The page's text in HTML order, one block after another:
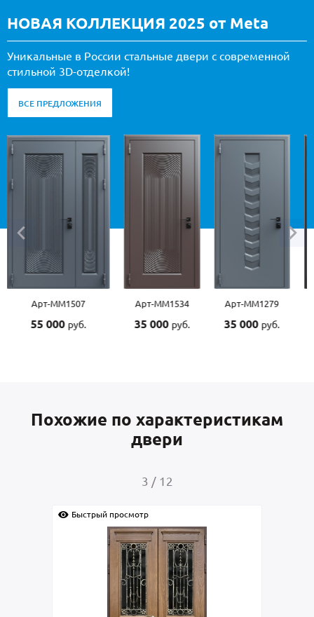
НОВАЯ КОЛЛЕКЦИЯ 2025 от Meta
Уникальные в России стальные двери с современной
стильной 3D-отделкой!
ВСЕ ПРЕДЛОЖЕНИЯ
Арт-ММ1507
55 000 руб.
Арт-ММ1534
35 000 руб.
Арт-ММ1279
35 000 руб.
Похожие по характеристикам
двери
3 / 12
Быстрый просмотр